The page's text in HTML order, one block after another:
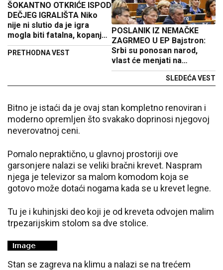
ŠOKANTNO OTKRIĆE ISPOD
DEČJEG IGRALIŠTA Niko
nije ni slutio da je igra
mogla biti fatalna, kopanje
se nastavlja!
PRETHODNA VEST
POSLANIK IZ NEMAČKE
ZAGRMEO U EP Bajstron:
Srbi su ponosan narod,
vlast će menjati na
izborima a ne spoljno
podsticanim nemirima
SLEDEĆA VEST
Bitno je istaći da je ovaj stan kompletno renoviran i
moderno opremljen što svakako doprinosi njegovoj
neverovatnoj ceni.
Pomalo nepraktično, u glavnoj prostoriji ove
garsonjere nalazi se veliki bračni krevet. Naspram
njega je televizor sa malom komodom koja se
gotovo može dotaći nogama kada se u krevet legne.
Tu je i kuhinjski deo koji je od kreveta odvojen malim
trpezarijskim stolom sa dve stolice.
Stan se zagreva na klimu a nalazi se na trećem